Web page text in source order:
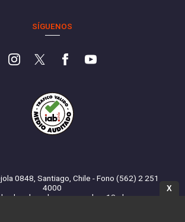
SÍGUENOS
0848, Santiago, Chile - Fono (562) 2 251
4000
los derechos reservados. 13.cl
X